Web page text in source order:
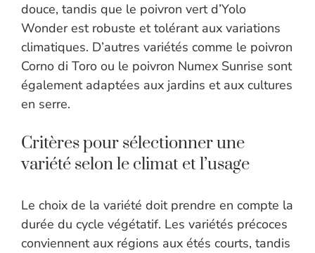
douce, tandis que le poivron vert d’Yolo
Wonder est robuste et tolérant aux variations
climatiques. D’autres variétés comme le poivron
Corno di Toro ou le poivron Numex Sunrise sont
également adaptées aux jardins et aux cultures
en serre.
Critères pour sélectionner une
variété selon le climat et l’usage
Le choix de la variété doit prendre en compte la
durée du cycle végétatif. Les variétés précoces
conviennent aux régions aux étés courts, tandis